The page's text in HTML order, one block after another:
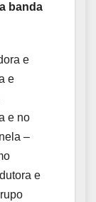
banda
e
e
e no
–
e